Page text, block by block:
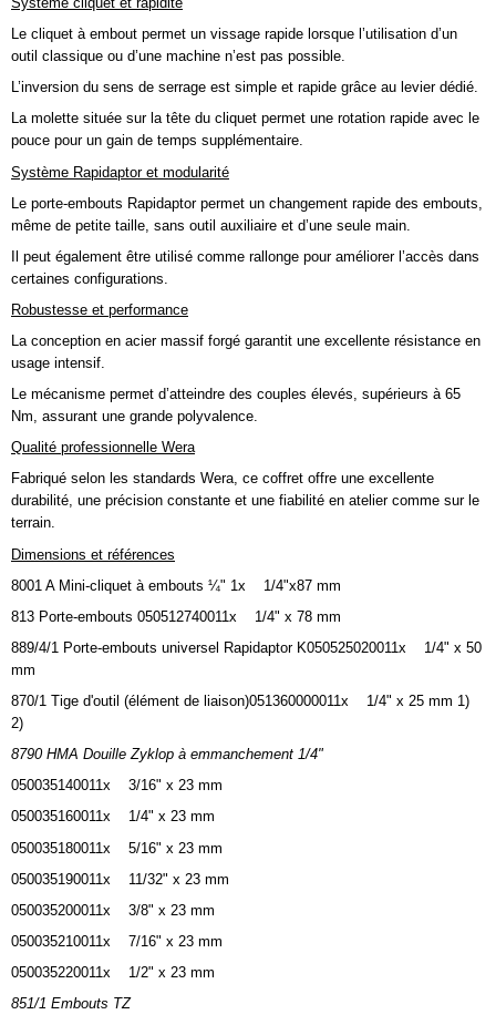
Le cliquet à embout permet un vissage rapide lorsque l’utilisation d’un
outil classique ou d’une machine n’est pas possible.
L’inversion du sens de serrage est simple et rapide grâce au levier dédié.
La molette située sur la tête du cliquet permet une rotation rapide avec le
pouce pour un gain de temps supplémentaire.
Système Rapidaptor et modularité
Le porte-embouts Rapidaptor permet un changement rapide des embouts,
même de petite taille, sans outil auxiliaire et d’une seule main.
Il peut également être utilisé comme rallonge pour améliorer l’accès dans
certaines configurations.
Robustesse et performance
La conception en acier massif forgé garantit une excellente résistance en
usage intensif.
Le mécanisme permet d’atteindre des couples élevés, supérieurs à 65
Nm, assurant une grande polyvalence.
Qualité professionnelle Wera
Fabriqué selon les standards Wera, ce coffret offre une excellente
durabilité, une précision constante et une fiabilité en atelier comme sur le
terrain.
Dimensions et références
8001 A Mini-cliquet à embouts ¼" 1x 1/4"x87 mm
813 Porte-embouts 050512740011x 1/4" x 78 mm
889/4/1 Porte-embouts universel Rapidaptor K050525020011x 1/4" x 50
mm
870/1 Tige d'outil (élément de liaison)051360000011x 1/4" x 25 mm 1)
2)
8790 HMA Douille Zyklop à emmanchement 1/4"
050035140011x 3/16" x 23 mm
050035160011x 1/4" x 23 mm
050035180011x 5/16" x 23 mm
050035190011x 11/32" x 23 mm
050035200011x 3/8" x 23 mm
050035210011x 7/16" x 23 mm
050035220011x 1/2" x 23 mm
851/1 Embouts TZ